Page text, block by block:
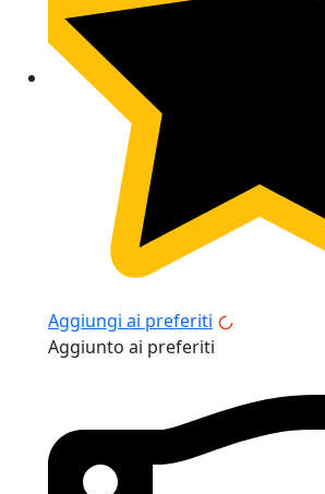
Aggiungi ai preferiti
Aggiunto ai preferiti